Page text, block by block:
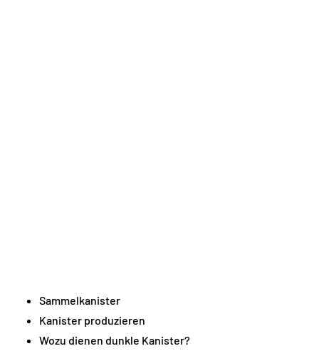
Sammelkanister
Kanister produzieren
Wozu dienen dunkle Kanister?